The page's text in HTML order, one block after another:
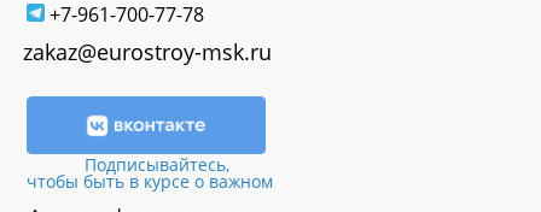
+7-961-700-77-78
zakaz@eurostroy-msk.ru
Подписывайтесь,
чтобы быть в курсе о важном